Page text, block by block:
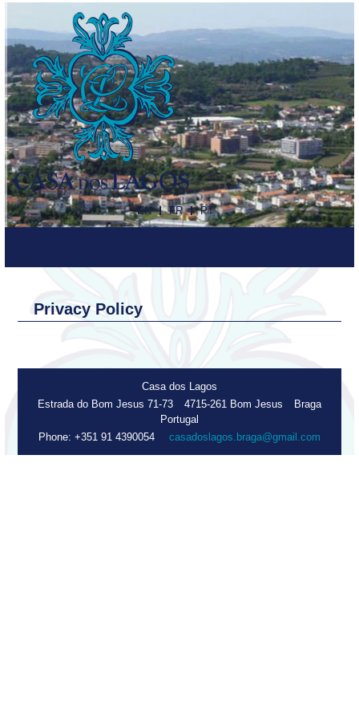
EN FR PT
Privacy Policy
Casa dos Lagos
Estrada do Bom Jesus 71-73
4715-261 Bom Jesus
Braga
Portugal
Phone: +351 91 4390054 casadoslagos.braga@gmail.com